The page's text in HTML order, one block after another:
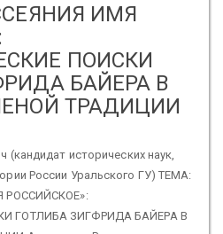
ИМЯ
ПОИСКИ
БАЙЕРА В
ТРАДИЦИИ
исторических наук,
России Уральского ГУ) ТЕМА:
РОССИЙСКОЕ»:
ГОТЛИБА ЗИГФРИДА БАЙЕРА В